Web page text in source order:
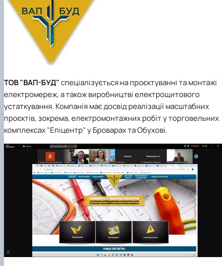
ТОВ "ВАП-БУД"спеціалізується на проєктуванні та монтажі
електромереж, а також виробництві електрощитового
устаткування. Компанія має досвід реалізації масштабних
проєктів, зокрема, електромонтажних робіт у торговельних
комплексах "Епіцентр" у Броварах та Обухові.